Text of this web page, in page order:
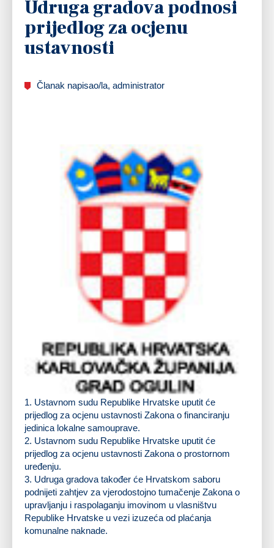
Udruga gradova podnosi
prijedlog za ocjenu
ustavnosti
Članak napisao/la, administrator
1. Ustavnom sudu Republike Hrvatske uputit će
prijedlog za ocjenu ustavnosti Zakona o financiranju
jedinica lokalne samouprave.
2. Ustavnom sudu Republike Hrvatske uputit će
prijedlog za ocjenu ustavnosti Zakona o prostornom
uređenju.
3. Udruga gradova također će Hrvatskom saboru
podnijeti zahtjev za vjerodostojno tumačenje Zakona o
upravljanju i raspolaganju imovinom u vlasništvu
Republike Hrvatske u vezi izuzeća od plaćanja
komunalne naknade.